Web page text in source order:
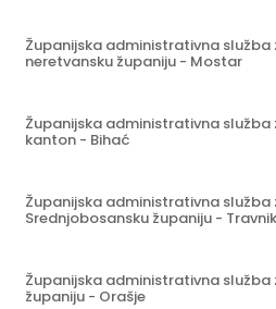
Županijska administrativna
neretvansku županiju - Mostar
Županijska administrativna služba
kanton - Bihać
Županijska administrativna služba
Srednjobosansku županiju - Travnik
Županijska administrativna služba
županiju - Orašje